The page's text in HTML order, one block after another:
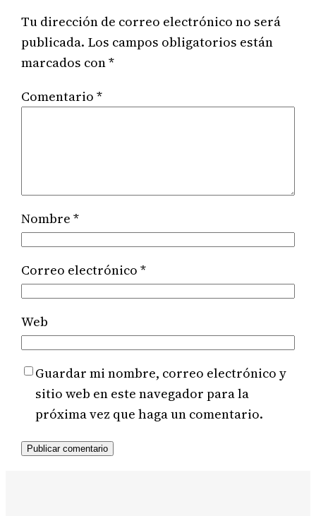
Tu dirección de correo electrónico no será
publicada. Los campos obligatorios están
marcados con*
Comentario*
Nombre*
Correo electrónico*
Web
Guardar mi nombre, correo electrónico y
sitio web en este navegador para la
próxima vez que haga un comentario.